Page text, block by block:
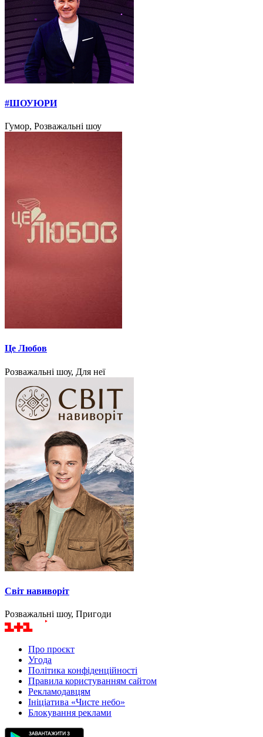
#ШОУЮРИ
Гумор, Розважальні шоу
Це Любов
Розважальні шоу, Для неї
Світ навиворіт
Розважальні шоу, Пригоди
Про проєкт
Угода
Політика конфіденційності
Правила користуванням сайтом
Рекламодавцям
Ініціатива «Чисте небо»
Блокування реклами